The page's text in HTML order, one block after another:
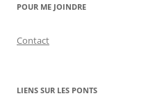
POUR ME JOINDRE
Contact
LIENS SUR LES PONTS